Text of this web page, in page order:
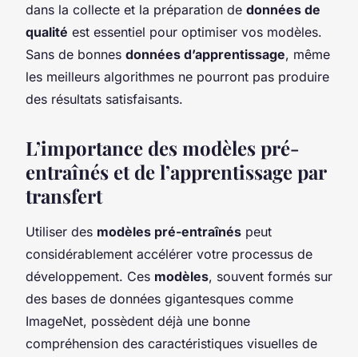
dans la collecte et la préparation de données de
qualité est essentiel pour optimiser vos modèles.
Sans de bonnes données d’apprentissage, même
les meilleurs algorithmes ne pourront pas produire
des résultats satisfaisants.
L’importance des modèles pré-
entraînés et de l’apprentissage par
transfert
Utiliser des modèles pré-entraînés peut
considérablement accélérer votre processus de
développement. Ces modèles, souvent formés sur
des bases de données gigantesques comme
ImageNet, possèdent déjà une bonne
compréhension des caractéristiques visuelles de